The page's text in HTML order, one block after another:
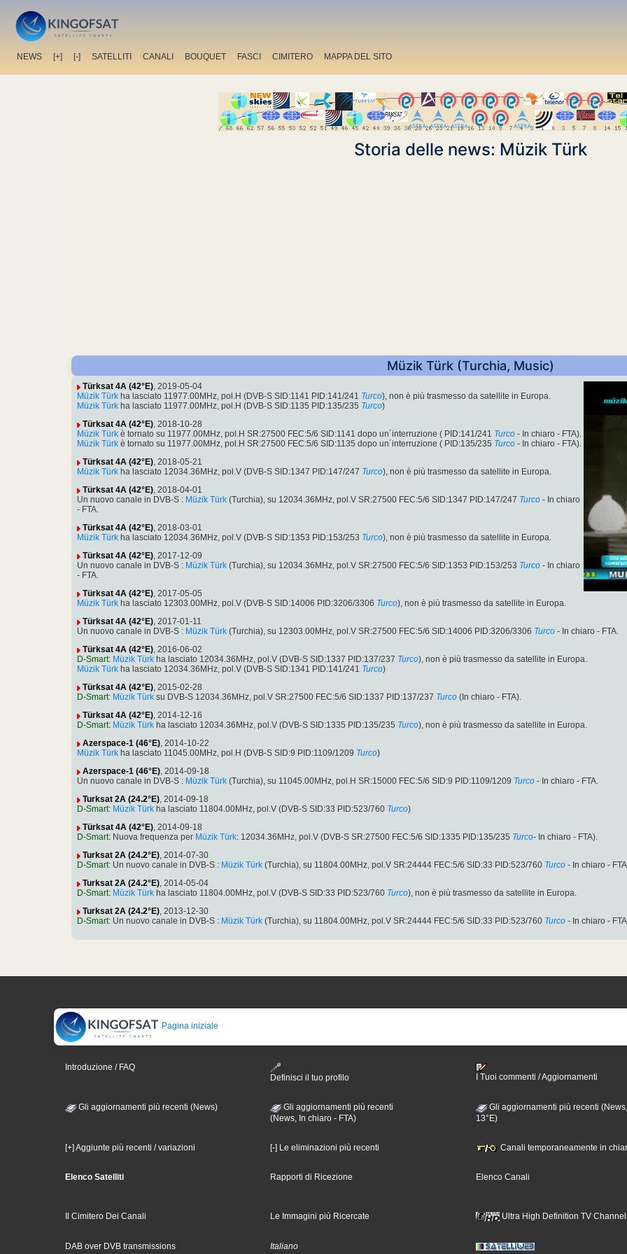
NEWS [+] [-] SATELLITI CANALI BOUQUET FASCI CIMITERO MAPPA DEL SITO
Storia delle news: Müzik Türk
Müzik Türk (Turchia, Music)
Türksat 4A (42°E), 2019-05-04
Müzik Türk ha lasciato 11977.00MHz, pol.H (DVB-S SID:1141 PID:141/241 Turco), non è più trasmesso da satellite in Europa.
Müzik Türk ha lasciato 11977.00MHz, pol.H (DVB-S SID:1135 PID:135/235 Turco)
Türksat 4A (42°E), 2018-10-28
Müzik Türk è tornato su 11977.00MHz, pol.H SR:27500 FEC:5/6 SID:1141 dopo un´interruzione ( PID:141/241 Turco - In chiaro - FTA).
Müzik Türk è tornato su 11977.00MHz, pol.H SR:27500 FEC:5/6 SID:1135 dopo un´interruzione ( PID:135/235 Turco - In chiaro - FTA).
Türksat 4A (42°E), 2018-05-21
Müzik Türk ha lasciato 12034.36MHz, pol.V (DVB-S SID:1347 PID:147/247 Turco), non è più trasmesso da satellite in Europa.
Türksat 4A (42°E), 2018-04-01
Un nuovo canale in DVB-S : Müzik Türk (Turchia), su 12034.36MHz, pol.V SR:27500 FEC:5/6 SID:1347 PID:147/247 Turco - In chiaro
- FTA.
Türksat 4A (42°E), 2018-03-01
Müzik Türk ha lasciato 12034.36MHz, pol.V (DVB-S SID:1353 PID:153/253 Turco), non è più trasmesso da satellite in Europa.
Türksat 4A (42°E), 2017-12-09
Un nuovo canale in DVB-S : Müzik Türk (Turchia), su 12034.36MHz, pol.V SR:27500 FEC:5/6 SID:1353 PID:153/253 Turco - In chiaro
- FTA.
Türksat 4A (42°E), 2017-05-05
Müzik Türk ha lasciato 12303.00MHz, pol.V (DVB-S SID:14006 PID:3206/3306 Turco), non è più trasmesso da satellite in Europa.
Türksat 4A (42°E), 2017-01-11
Un nuovo canale in DVB-S : Müzik Türk (Turchia), su 12303.00MHz, pol.V SR:27500 FEC:5/6 SID:14006 PID:3206/3306 Turco - In chiaro - FTA.
Türksat 4A (42°E), 2016-06-02
D-Smart: Müzik Türk ha lasciato 12034.36MHz, pol.V (DVB-S SID:1337 PID:137/237 Turco), non è più trasmesso da satellite in Europa.
Müzik Türk ha lasciato 12034.36MHz, pol.V (DVB-S SID:1341 PID:141/241 Turco)
Türksat 4A (42°E), 2015-02-28
D-Smart: Müzik Türk su DVB-S 12034.36MHz, pol.V SR:27500 FEC:5/6 SID:1337 PID:137/237 Turco (In chiaro - FTA).
Türksat 4A (42°E), 2014-12-16
D-Smart: Müzik Türk ha lasciato 12034.36MHz, pol.V (DVB-S SID:1335 PID:135/235 Turco), non è più trasmesso da satellite in Europa.
Azerspace-1 (46°E), 2014-10-22
Müzik Türk ha lasciato 11045.00MHz, pol.H (DVB-S SID:9 PID:1109/1209 Turco)
Azerspace-1 (46°E), 2014-09-18
Un nuovo canale in DVB-S : Müzik Türk (Turchia), su 11045.00MHz, pol.H SR:15000 FEC:5/6 SID:9 PID:1109/1209 Turco - In chiaro - FTA.
Turksat 2A (24.2°E), 2014-09-18
D-Smart: Müzik Türk ha lasciato 11804.00MHz, pol.V (DVB-S SID:33 PID:523/760 Turco)
Türksat 4A (42°E), 2014-09-18
D-Smart: Nuova frequenza per Müzik Türk: 12034.36MHz, pol.V (DVB-S SR:27500 FEC:5/6 SID:1335 PID:135/235 Turco- In chiaro - FTA).
Turksat 2A (24.2°E), 2014-07-30
D-Smart: Un nuovo canale in DVB-S : Müzik Türk (Turchia), su 11804.00MHz, pol.V SR:24444 FEC:5/6 SID:33 PID:523/760 Turco - In chiaro -
Turksat 2A (24.2°E), 2014-05-04
D-Smart: Müzik Türk ha lasciato 11804.00MHz, pol.V (DVB-S SID:33 PID:523/760 Turco), non è più trasmesso da satellite in Europa.
Turksat 2A (24.2°E), 2013-12-30
D-Smart: Un nuovo canale in DVB-S : Müzik Türk (Turchia), su 11804.00MHz, pol.V SR:24444 FEC:5/6 SID:33 PID:523/760 Turco - In chiaro -
Pagina iniziale
Introduzione / FAQ
Definisci il tuo profilo
I Tuoi commenti / Aggiornamenti
Gli aggiornamenti più recenti (News)
Gli aggiornamenti più recenti
(News, In chiaro - FTA)
Gli aggiornamenti più recenti
13°E)
[+] Aggiunte più recenti / variazioni [-] Le eliminazioni più recenti Canali temporaneamente in
Elenco Satelliti Rapporti di Ricezione Elenco Canali
Il Cimitero Dei Canali Le Immagini più Ricercate Ultra High Definition TV
DAB over DVB transmissions Italiano